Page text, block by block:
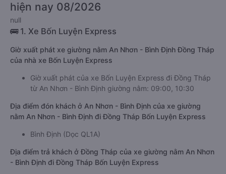
hiện nay 08/2026
null
🚌 1. Xe Bốn Luyện Express
Giờ xuất phát xe giường nằm An Nhơn - Bình Định Đồng Tháp
của nhà xe Bốn Luyện Express
Giờ xuất phát của xe Bốn Luyện Express đi Đồng Tháp
từ An Nhơn - Bình Định giường nằm: 09:00, 10:30
Địa điểm đón khách ở An Nhơn - Bình Định của xe giường
nằm An Nhơn - Bình Định đi Đồng Tháp Bốn Luyện Express
Bình Định (Dọc QL1A)
Địa điểm trả khách ở Đồng Tháp của xe giường nằm An Nhơn
- Bình Định đi Đồng Tháp Bốn Luyện Express